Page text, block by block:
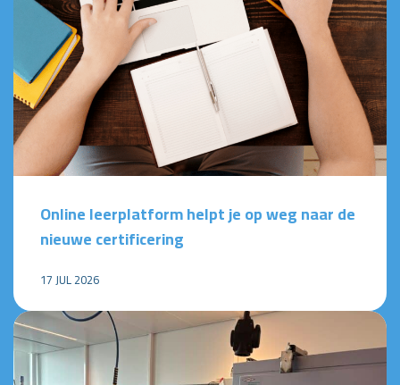
Online leerplatform helpt je op weg naar de
nieuwe certificering
17 JUL 2026